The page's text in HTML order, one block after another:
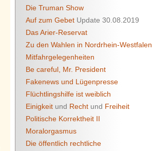
Die Truman Show
Auf zum Gebet Update 30.08.2019
Das Arier-Reservat
Zu den Wahlen in Nordrhein-Westfalen
Mitfahrgelegenheiten
Be careful, Mr. President
Fakenews und Lügenpresse
Flüchtlingshilfe ist weiblich
Einigkeit und Recht und Freiheit
Politische Korrektheit II
Moralorgasmus
Die öffentlich rechtliche